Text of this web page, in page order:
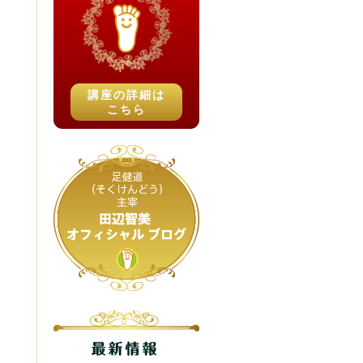
講座の詳細は
こちら